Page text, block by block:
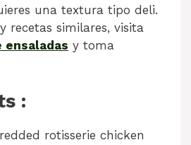
una textura tipo deli.
recetas similares, visita
ensaladas y toma
:
rotisserie chicken